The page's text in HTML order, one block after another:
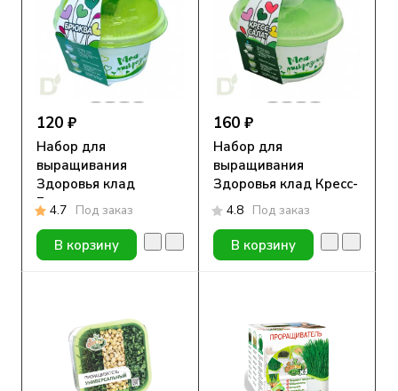
120 ₽
Набор для
выращивания
Здоровья клад
Брюква
4.7 Под заказ
В корзину
160 ₽
Набор для
выращивания
Здоровья клад Кресс-
салат
4.8 Под заказ
В корзину